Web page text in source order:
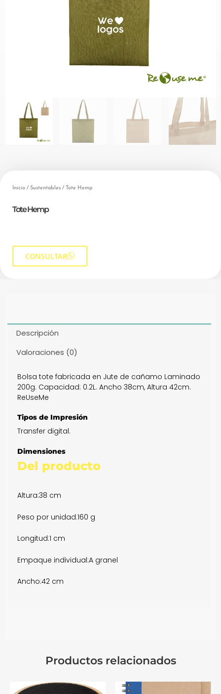
Inicio / Sustentables / Tote Hemp
Tote Hemp
CONSULTAR
Descripción
Valoraciones (0)
Bolsa tote fabricada en Jute de cañamo Laminado
200g. Capacidad: 0.2L. Ancho 38cm, Altura 42cm.
ReUseMe
Tipos de Impresión
Transfer digital.
Dimensiones
Del producto
Altura:38 cm
Peso por unidad:160 g
Longitud:1 cm
Empaque individual:A granel
Ancho:42 cm
Productos relacionados